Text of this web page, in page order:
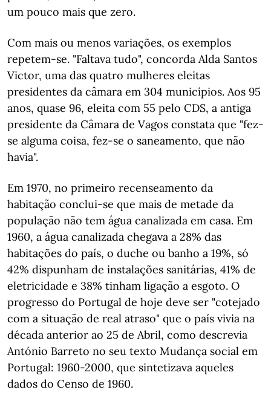
um pouco mais que zero.
Com mais ou menos variações, os exemplos
repetem-se. "Faltava tudo", concorda Alda Santos
Victor, uma das quatro mulheres eleitas
presidentes da câmara em 304 municípios. Aos 95
anos, quase 96, eleita com 55 pelo CDS, a antiga
presidente da Câmara de Vagos constata que "fez-
se alguma coisa, fez-se o saneamento, que não
havia".
Em 1970, no primeiro recenseamento da
habitação conclui-se que mais de metade da
população não tem água canalizada em casa. Em
1960, a água canalizada chegava a 28% das
habitações do país, o duche ou banho a 19%, só
42% dispunham de instalações sanitárias, 41% de
eletricidade e 38% tinham ligação a esgoto. O
progresso do Portugal de hoje deve ser "cotejado
com a situação de real atraso" que o país vivia na
década anterior ao 25 de Abril, como descrevia
António Barreto no seu texto Mudança social em
Portugal: 1960-2000, que sintetizava aqueles
dados do Censo de 1960.